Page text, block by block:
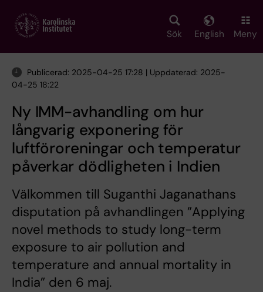
main
Sök English Meny
Publicerad: 2025-04-25 17:28 | Uppdaterad: 2025-
04-25 18:22
Ny IMM-avhandling om hur
långvarig exponering för
luftföroreningar och temperatur
påverkar dödligheten i Indien
Välkommen till Suganthi Jaganathans
disputation på avhandlingen ”Applying
novel methods to study long-term
exposure to air pollution and
temperature and annual mortality in
India” den 6 maj.